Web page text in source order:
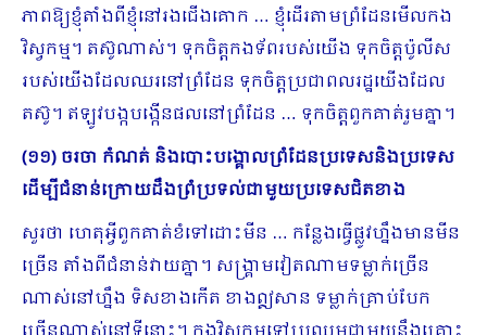
ភាពឱ្យខ្ញុំតាំងពីខ្ញុំនៅរងជើងគោក … ខ្ញុំដើរតាមព្រំដែនមើលកង
វិស្វកម្ម។ តស៊ូណាស់។ ទុកចិត្តកងទ័ពរបស់យើង ទុកចិត្តប៉ូលីស
របស់យើងដែលឈរនៅព្រំដែន ទុកចិត្តប្រ​ជាពលរដ្ឋយើងដែល
តស៊ូ។ ឥឡូវបង្កបង្កើនផលនៅព្រំដែន … ទុកចិត្តពួកគាត់រួមគ្នា។
(១១) ចរចា កំណត់ និងបោះបង្គោលព្រំដែនប្រទេសនិងប្រទេស
ដើម្បីជំនាន់ក្រោយដឹងព្រំប្រទល់ជាមួយប្រទេសជិតខាង
សួរថា ហេតុអ្វីពួកគាត់ខំទៅដោះមីន … កន្លែងធ្វើផ្លូវហ្នឹងមានមីន
ច្រើន តាំងពីជំនាន់វាយគ្នា។ សង្គ្រាមវៀតណាមទម្លាក់ច្រើន
ណាស់នៅហ្នឹង ទិសខាងកើត ខាងឦសាន ទម្លាក់គ្រាប់បែក